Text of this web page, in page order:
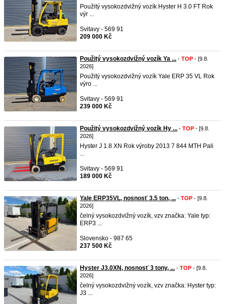
Použitý vysokozdvižný vozík Hyster H 3.0 FT Rok
výr ...
Svitavy - 569 91
209 000 Kč
Použitý vysokozdvižný vozík Ya ... - TOP - [9.8.
2026]
Použitý vysokozdvižný vozík Yale ERP 35 VL Rok
výro ...
Svitavy - 569 91
239 000 Kč
Použitý vysokozdvižný vozík Hy ... - TOP - [9.8.
2026]
Hyster J 1.8 XN Rok výroby 2013 7 844 MTH Pali
...
Svitavy - 569 91
189 000 Kč
Yale ERP35VL, nosnosť 3.5 ton, ... - TOP - [9.8.
2026]
čelný vysokozdvižný vozík, vzv značka: Yale typ:
ERP3 ...
Slovensko - 987 65
237 500 Kč
Hyster J3.0XN, nosnosť 3 tony, ... - TOP - [9.8.
2026]
čelný vysokozdvižný vozík, vzv značka: Hyster typ:
J3 ...